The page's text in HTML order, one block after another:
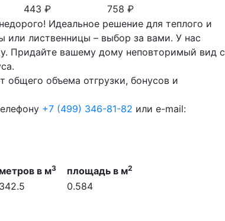
443 ₽
758 ₽
Идеальное решение для теплого и
или лиственницы – выбор за вами. У нас
Придайте вашему дому неповторимый вид с
общего объема отгрузки, бонусов и
+7 (499) 346-81-82 или e-mail:
метров в м3 площадь в м2
342.5
0.584